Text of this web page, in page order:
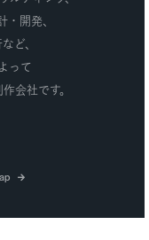
・開発、
ど、
って
会社です。